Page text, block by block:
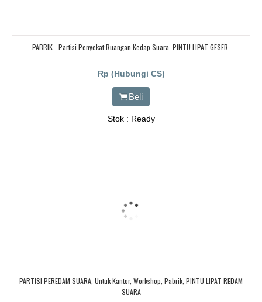
PABRIK… Partisi Penyekat Ruangan Kedap Suara. PINTU LIPAT GESER.
Rp (Hubungi CS)
Beli
Stok : Ready
PARTISI PEREDAM SUARA, Untuk Kantor, Workshop, Pabrik, PINTU LIPAT REDAM
SUARA